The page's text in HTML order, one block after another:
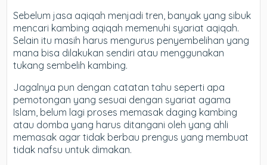
Sebelum jasa aqiqah menjadi tren, banyak yang sibuk
mencari kambing aqiqah memenuhi syariat aqiqah.
Selain itu masih harus mengurus penyembelihan yang
mana bisa dilakukan sendiri atau menggunakan
tukang sembelih kambing.
Jagalnya pun dengan catatan tahu seperti apa
pemotongan yang sesuai dengan syariat agama
Islam, belum lagi proses memasak daging kambing
atau domba yang harus ditangani oleh yang ahli
memasak agar tidak berbau prengus yang membuat
tidak nafsu untuk dimakan.